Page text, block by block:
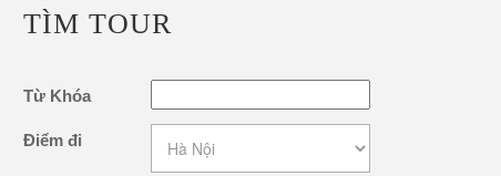
TÌM TOUR
Từ Khóa
Điểm đi